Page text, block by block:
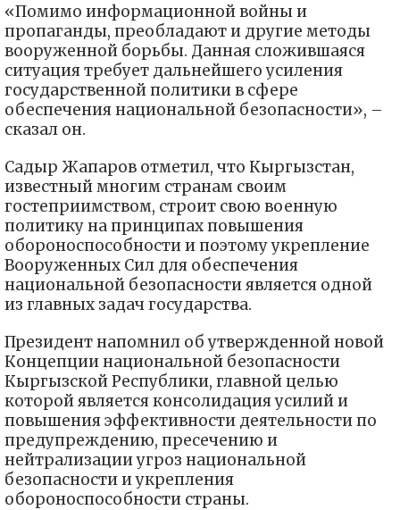
«Помимо информационной войны и
пропаганды, преобладают и другие методы
вооруженной борьбы. Данная сложившаяся
ситуация требует дальнейшего усиления
государственной политики в сфере
обеспечения национальной безопасности», –
сказал он.
Садыр Жапаров отметил, что Кыргызстан,
известный многим странам своим
гостеприимством, строит свою военную
политику на принципах повышения
обороноспособности и поэтому укрепление
Вооруженных Сил для обеспечения
национальной безопасности является одной
из главных задач государства.
Президент напомнил об утвержденной новой
Концепции национальной безопасности
Кыргызской Республики, главной целью
которой является консолидация усилий и
повышения эффективности деятельности по
предупреждению, пресечению и
нейтрализации угроз национальной
безопасности и укрепления
обороноспособности страны.